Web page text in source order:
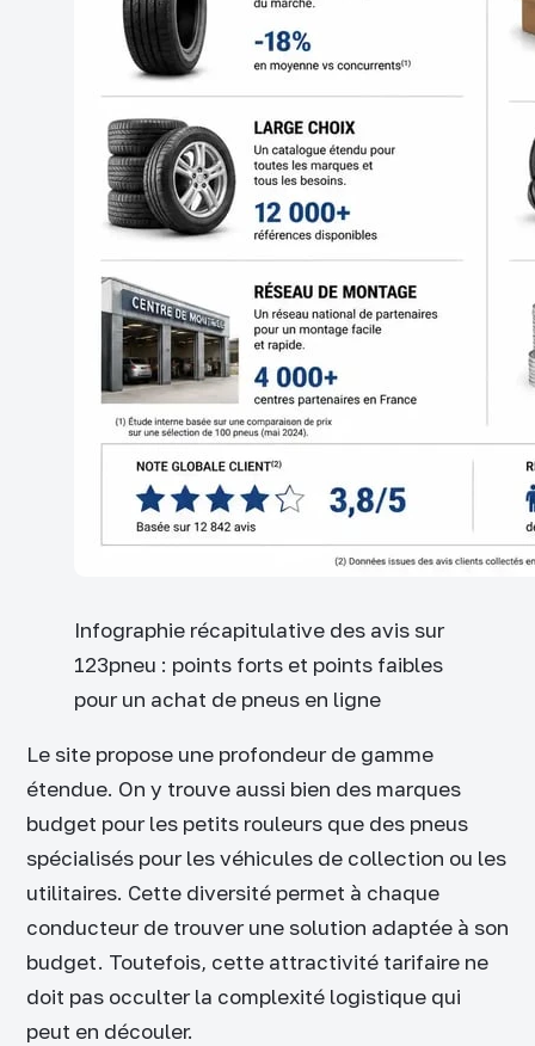
Infographie récapitulative des avis sur
123pneu : points forts et points faibles
pour un achat de pneus en ligne
Le site propose une profondeur de gamme
étendue. On y trouve aussi bien des marques
budget pour les petits rouleurs que des pneus
spécialisés pour les véhicules de collection ou les
utilitaires. Cette diversité permet à chaque
conducteur de trouver une solution adaptée à son
budget. Toutefois, cette attractivité tarifaire ne
doit pas occulter la complexité logistique qui
peut en découler.